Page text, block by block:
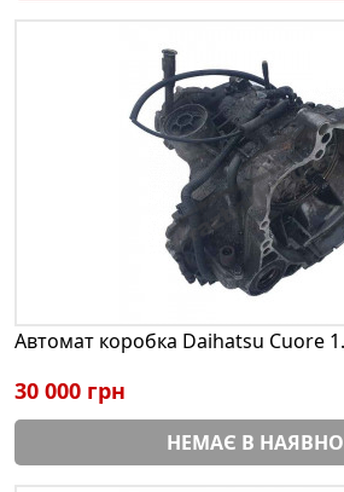
Автомат коробка Daihatsu Cuore
30 000 грн
НЕМАЄ В